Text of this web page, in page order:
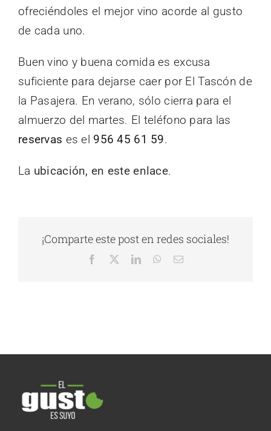
ofreciéndoles el mejor vino acorde al gusto
de cada uno.
Buen vino y buena comida es excusa
suficiente para dejarse caer por El Tascón de
la Pasajera. En verano, sólo cierra para el
almuerzo del martes. El teléfono para las
reservas es el 956 45 61 59.
La ubicación, en este enlace.
¡Comparte este post en redes sociales!
Facebook LinkedInWhatsApp
Correo